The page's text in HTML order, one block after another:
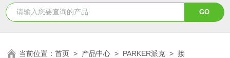
当前位置：首页 > 产品中心 > PARKER派克 >接